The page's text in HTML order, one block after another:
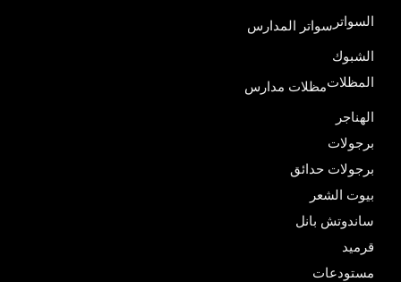
السواتر سواتر المدارس
الشبوك
المظلاتمظلات مدارس
الهناجر
برجولات
برجولات حدائق
بيوت الشعر
ساندوتش بانل
قرميد
مستودعات